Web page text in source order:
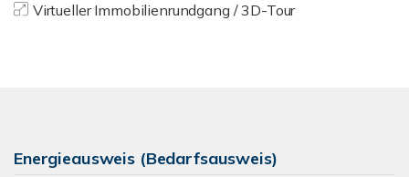
Virtueller Immobilienrundgang / 3D-Tour
Energieausweis (Bedarfsausweis)